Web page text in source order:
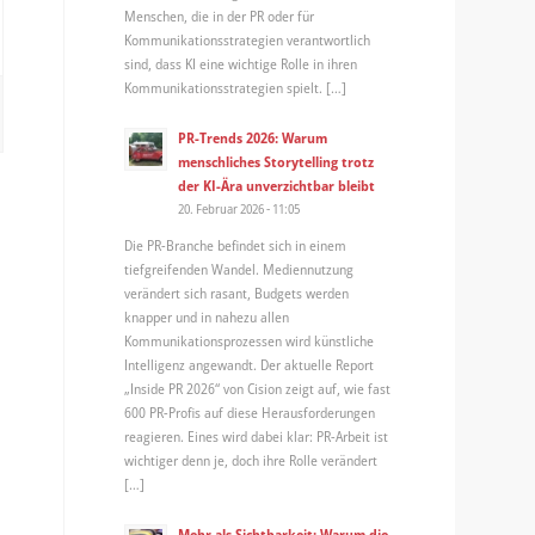
Menschen, die in der PR oder für
Kommunikationsstrategien verantwortlich
sind, dass KI eine wichtige Rolle in ihren
Kommunikationsstrategien spielt. […]
PR-Trends 2026: Warum
menschliches Storytelling trotz
der KI-Ära unverzichtbar bleibt
20. Februar 2026 - 11:05
Die PR-Branche befindet sich in einem
tiefgreifenden Wandel. Mediennutzung
verändert sich rasant, Budgets werden
knapper und in nahezu allen
Kommunikationsprozessen wird künstliche
Intelligenz angewandt. Der aktuelle Report
„Inside PR 2026“ von Cision zeigt auf, wie fast
600 PR-Profis auf diese Herausforderungen
reagieren. Eines wird dabei klar: PR-Arbeit ist
wichtiger denn je, doch ihre Rolle verändert
[…]